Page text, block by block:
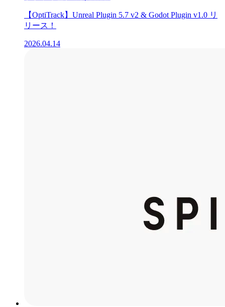
【OptiTrack】Unreal Plugin 5.7 v2 & Godot Plugin v1.0 リ
リース！
2026.04.14